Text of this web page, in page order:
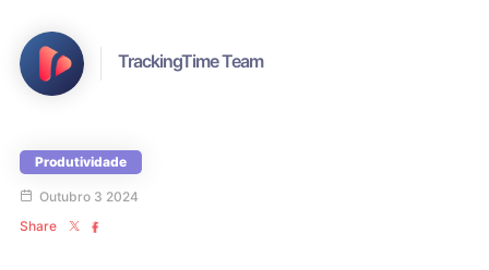
TrackingTime Team
Produtividade
Outubro 3 2024
Share